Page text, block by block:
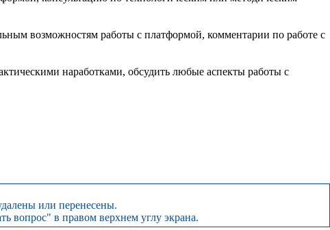
возможностям работы с платформой, комментарии по работе с
наработками, обсудить любые аспекты работы с
или перенесены.
вопрос" в правом верхнем углу экрана.